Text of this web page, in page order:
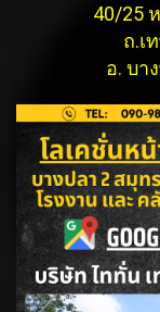
40/25
ถ.เ
อ. บา